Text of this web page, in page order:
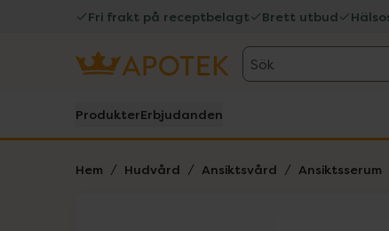
Fri frakt på receptbelagt Brett utbud
Sök
ProdukterErbjudanden
Hem Hudvård Ansiktsvård Ansiktsserum